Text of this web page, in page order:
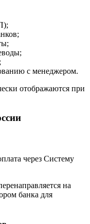
с менеджером.
отображаются при
через Систему
на
банка для